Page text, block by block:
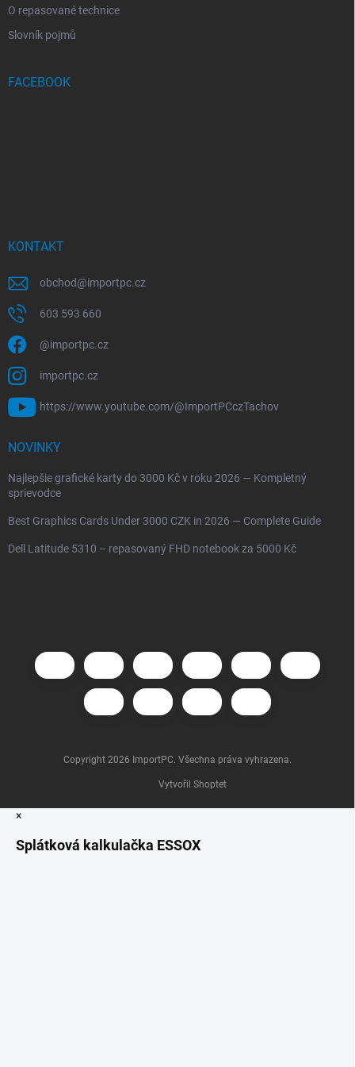
O repasované technice
Slovník pojmů
FACEBOOK
KONTAKT
obchod@importpc.cz
603 593 660
@importpc.cz
importpc.cz
https://www.youtube.com/@ImportPCczTachov
NOVINKY
Najlepšie grafické karty do 3000 Kč v roku 2026 — Kompletný
sprievodce
Best Graphics Cards Under 3000 CZK in 2026 — Complete Guide
Dell Latitude 5310 – repasovaný FHD notebook za 5000 Kč
Vytvořil Shoptet
Copyright 2026 ImportPC. Všechna práva vyhrazena.
×
Splátková kalkulačka ESSOX